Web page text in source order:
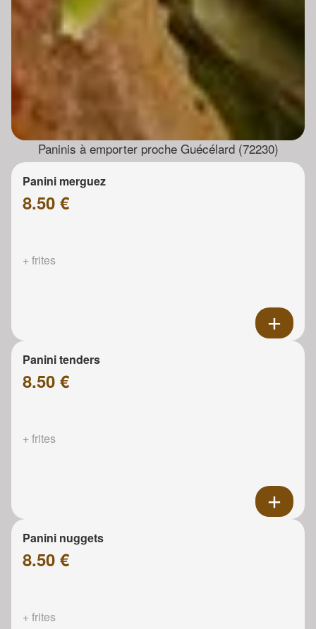
Paninis à emporter proche Guécélard (72230)
Panini merguez
8.50 €
+ frites
Panini tenders
8.50 €
+ frites
Panini nuggets
8.50 €
+ frites